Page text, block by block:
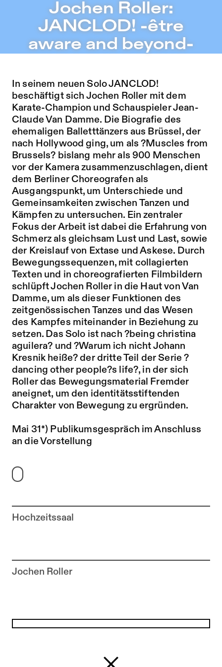
Zu Programm springen
Zu Aktuelles springen
Zu Seiten springen
Jochen Roller: JANCLOD! -être aware and beyond- –
Jochen Roller:
JANCLOD! -être
aware and beyond-
Hochzeitssaal
Zur Künstler*in-Seite von
Jochen Roller
In seinem neuen Solo JANCLOD!
beschäftigt sich Jochen Roller mit dem
Karate-Champion und Schauspieler Jean-
Claude Van Damme. Die Biografie des
ehemaligen Balletttänzers aus Brüssel, der
nach Hollywood ging, um als ?Muscles from
Brussels? bislang mehr als 900 Menschen
vor der Kamera zusammenzuschlagen, dient
dem Berliner Choreografen als
Ausgangspunkt, um Unterschiede und
Gemeinsamkeiten zwischen Tanzen und
Kämpfen zu untersuchen. Ein zentraler
Fokus der Arbeit ist dabei die Erfahrung von
Schmerz als gleichsam Lust und Last, sowie
der Kreislauf von Extase und Askese. Durch
Bewegungssequenzen, mit collagierten
Texten und in choreografierten Filmbildern
schlüpft Jochen Roller in die Haut von Van
Damme, um als dieser Funktionen des
zeitgenössischen Tanzes und das Wesen
des Kampfes miteinander in Beziehung zu
setzen. Das Solo ist nach ?being christina
aguilera? und ?Warum ich nicht Johann
Kresnik heiße? der dritte Teil der Serie ?
dancing other people?s life?, in der sich
Roller das Bewegungsmaterial Fremder
aneignet, um den identitätsstiftenden
Charakter von Bewegung zu ergründen.
Mai 31*) Publikumsgespräch im Anschluss
an die Vorstellung